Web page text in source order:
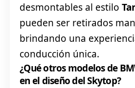
desmontables al estilo
pueden ser retirados
brindando una
conducción única.
¿Qué otros modelos de
en el diseño del Skytop?